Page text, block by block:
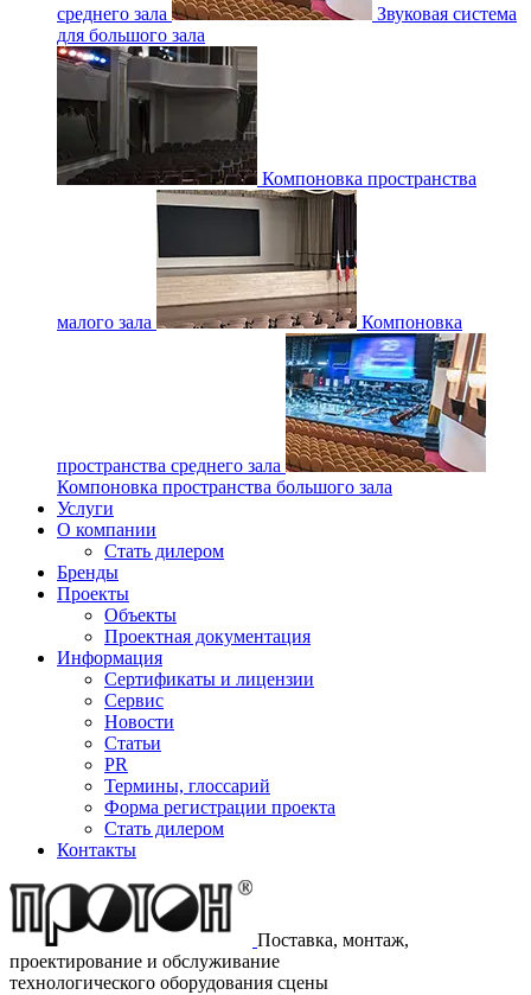
среднего зала
Звуковая система
для большого зала
Компоновка пространства
малого зала Компоновка
пространства среднего зала
Компоновка пространства большого зала
Услуги
О компании
Стать дилером
Бренды
Проекты
Объекты
Проектная документация
Информация
Сертификаты и лицензии
Сервис
Новости
Статьи
PR
Термины, глоссарий
Форма регистрации проекта
Стать дилером
Контакты
Поставка, монтаж,
проектирование и обслуживание
технологического оборудования сцены